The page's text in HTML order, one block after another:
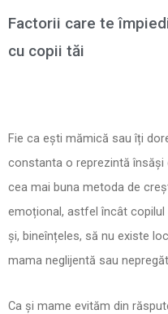
Factorii care te
cu copii tăi
Fie ca ești mămică sau îți
constanta o reprezintă însăși
cea mai buna metoda de
emoțional, astfel încât
și, bineînțeles, să nu existe
mama neglijentă sau
Ca și mame evităm din